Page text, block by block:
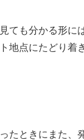
ても分かる形に
地点にたどり着
たときにまた、